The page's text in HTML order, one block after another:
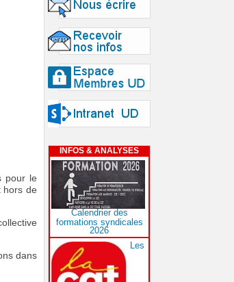
pour le
hors de
dans
INFOS & ANALYSES
Calendrier des
formations syndicales
2026
Les